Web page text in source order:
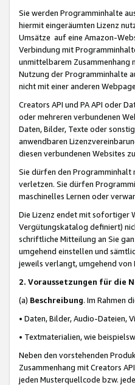
Sie werden Programminhalte
hiermit eingeräumten Lizenz
Umsätze auf eine Amazon-
Verbindung mit
unmittelbarem Zusammenhang
Nutzung der Programminhalte
nicht mit einer anderen
Creators API und PA API oder
oder mehreren verbundenen
Daten, Bilder, Texte oder
anwendbaren
diesen verbundenen Websites
Sie dürfen den Programminhalt
verletzen. Sie dürfen
maschinelles Lernen oder
Die Lizenz endet mit sofortiger
Vergütungskatalog definiert)
schriftliche Mitteilung an Sie
umgehend einstellen und
jeweils verlangt, umgehend
2. Voraussetzungen für die
(a) Beschreibung. Im Rahmen
• Daten, Bilder, Audio-Dateien,
• Textmaterialien, wie
Neben den vorstehenden
Zusammenhang mit Creators
jeden Musterquellcode bzw.